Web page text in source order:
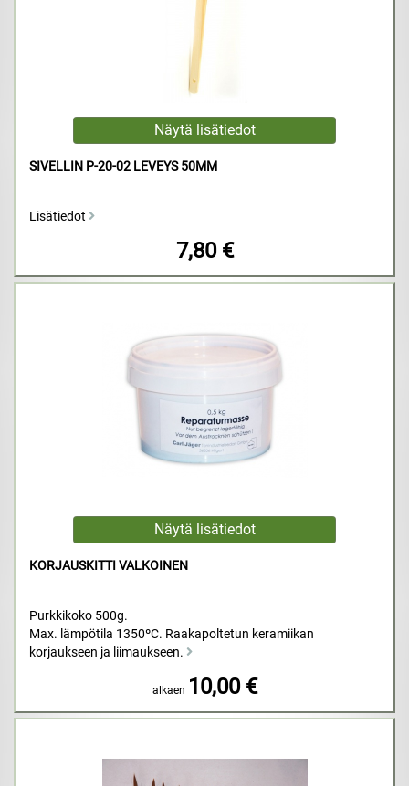
SIVELLIN P-20-02 LEVEYS 50MM
Lisätiedot
7,80 €
KORJAUSKITTI VALKOINEN
Purkkikoko 500g.
Max. lämpötila 1350ºC. Raakapoltetun keramiikan
korjaukseen ja liimaukseen.
alkaen 10,00 €